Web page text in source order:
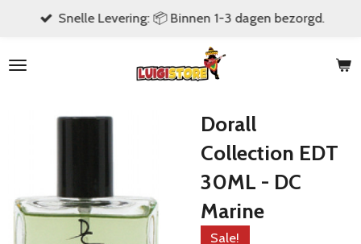
naar
Snelle Levering: 📦 Binnen 1-3 dagen bezorgd.
Dorall
Collection EDT
30ML - DC
Marine
Sale!